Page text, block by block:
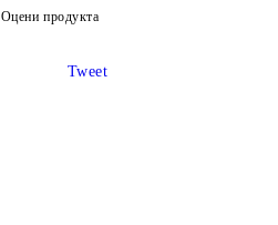
Оцени продукта
Tweet